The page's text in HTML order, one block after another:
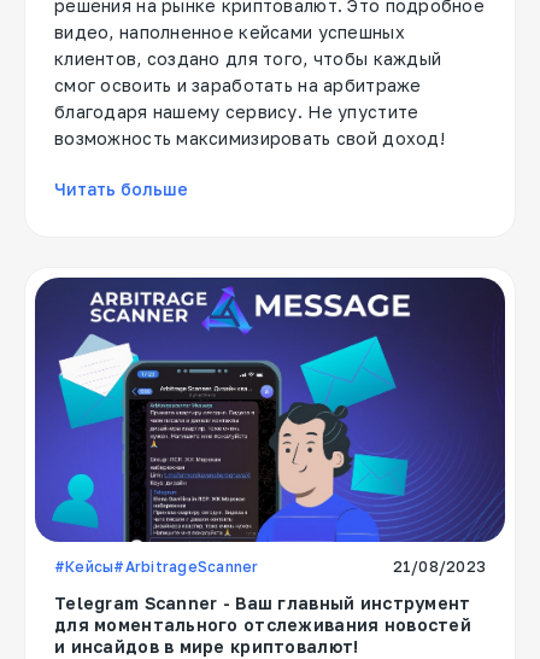
решения на рынке криптовалют. Это подробное
видео, наполненное кейсами успешных
клиентов, создано для того, чтобы каждый
смог освоить и заработать на арбитраже
благодаря нашему сервису. Не упустите
возможность максимизировать свой доход!
Читать больше
#Кейсы#ArbitrageScanner 21/08/2023
Telegram Scanner - Ваш главный инструмент
для моментального отслеживания новостей
и инсайдов в мире криптовалют!